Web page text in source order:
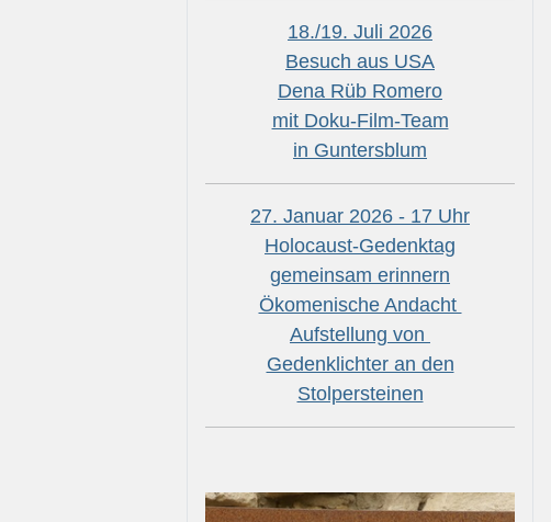
18./19. Juli 2026
Besuch aus USA
Dena Rüb Romero
mit Doku-Film-Team
in Guntersblum
27. Januar 2026 - 17 Uhr
Holocaust-Gedenktag
gemeinsam erinnern
Ökomenische Andacht
Aufstellung von
Gedenklichter an den
Stolpersteinen